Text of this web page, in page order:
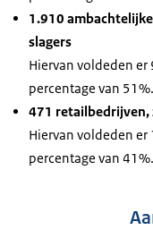
1.910
slagers
Hiervan voldeden er
percentage van 51%.
471 retailbedrijven,
Hiervan voldeden er
percentage van 41%.